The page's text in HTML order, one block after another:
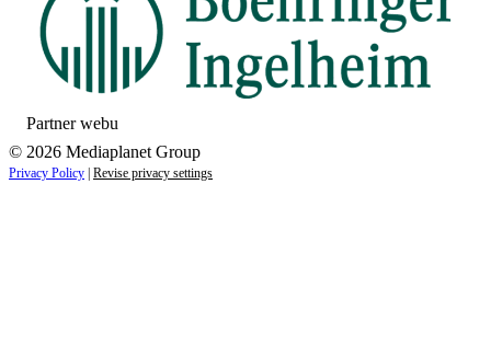
Partner webu
© 2026 Mediaplanet Group
Privacy Policy Revise privacy settings